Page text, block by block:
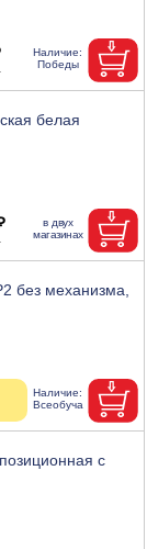
белая
без механизма,
с